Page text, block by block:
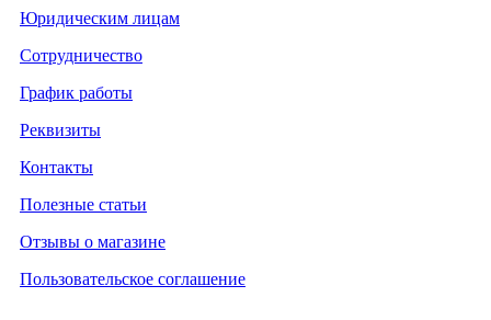
Юридическим лицам
Сотрудничество
График работы
Реквизиты
Контакты
Полезные статьи
Отзывы о магазине
Пользовательское соглашение